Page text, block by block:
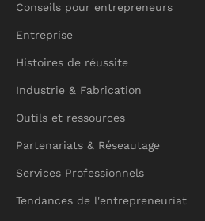
Conseils pour entrepreneurs
Entreprise
Histoires de réussite
Industrie & Fabrication
Outils et ressources
Partenariats & Réseautage
Services Professionnels
Tendances de l'entrepreneuriat